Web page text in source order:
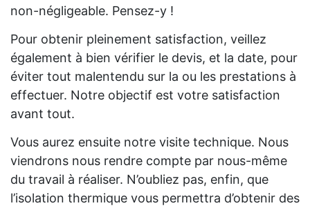
non-négligeable. Pensez-y !
Pour obtenir pleinement satisfaction, veillez
également à bien vérifier le devis, et la date, pour
éviter tout malentendu sur la ou les prestations à
effectuer. Notre objectif est votre satisfaction
avant tout.
Vous aurez ensuite notre visite technique. Nous
viendrons nous rendre compte par nous-même
du travail à réaliser. N’oubliez pas, enfin, que
l’isolation thermique vous permettra d’obtenir des